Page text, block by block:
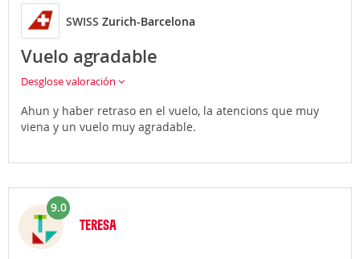
SWISS Zurich-Barcelona
Vuelo agradable
Desglose valoración
Ahun y haber retraso en el vuelo, la atencions que muy
viena y un vuelo muy agradable.
9.0
TERESA